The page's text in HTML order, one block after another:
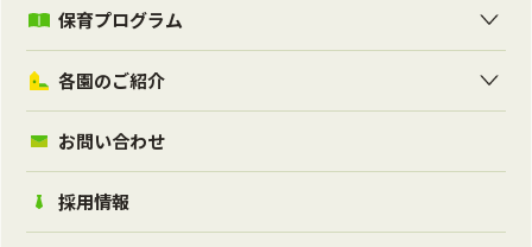
保育プログラム
各園のご紹介
お問い合わせ
採用情報